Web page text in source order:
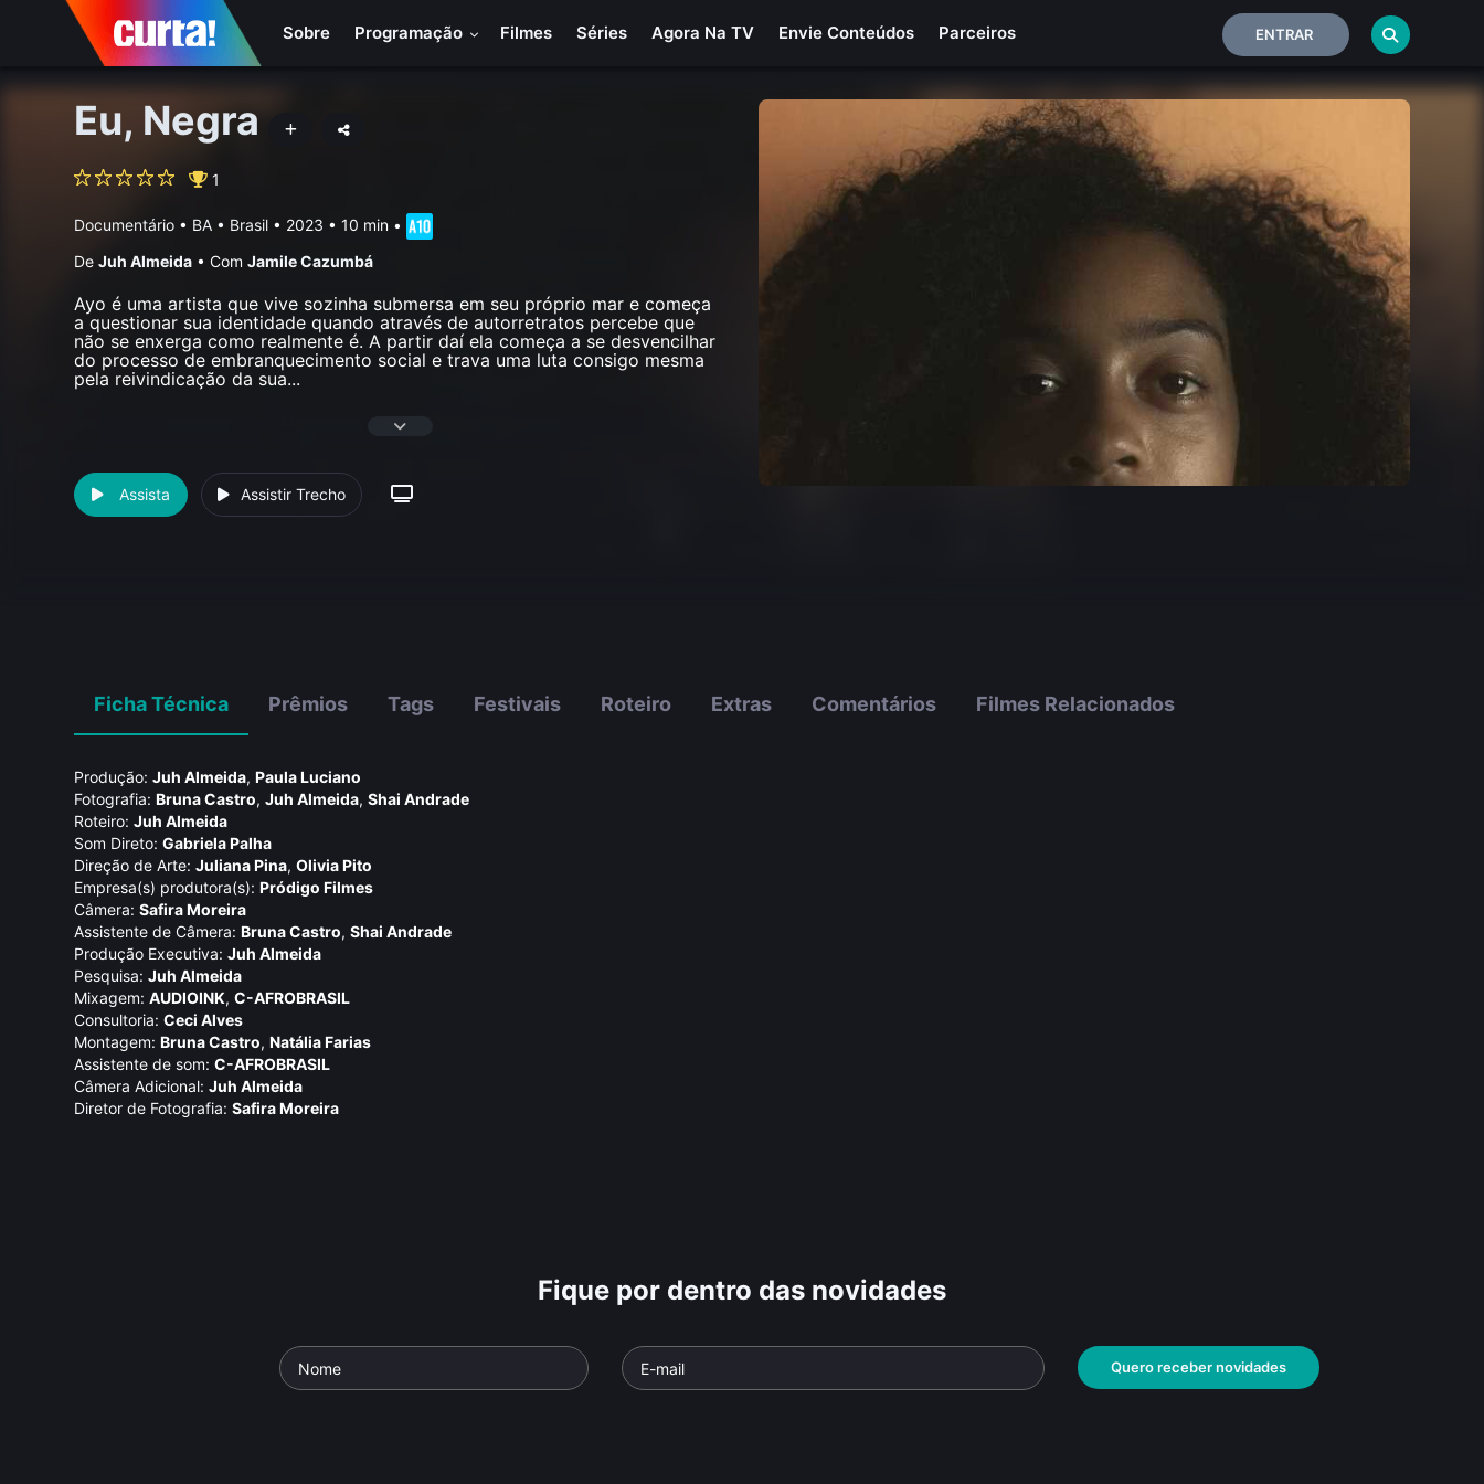
Sobre Programação Filmes Séries Agora Na TV Envie Conteúdos Parceiros ENTRAR
Eu, Negra
1
Documentário • BA • Brasil • 2023 • 10 min •
DeJuh Almeida •ComJamile Cazumbá
Ayo é uma artista que vive sozinha submersa em seu próprio mar e começa
a questionar sua identidade quando através de autorretratos percebe que
não se enxerga como realmente é. A partir daí ela começa a se desvencilhar
do processo de embranquecimento social e trava uma luta consigo mesma
pela reivindicação da sua...
Assista Assistir Trecho
Ficha Técnica Prêmios Tags Festivais Roteiro Extras Comentários Filmes Relacionados
Produção: Juh Almeida,Paula Luciano
Fotografia: Bruna Castro,Juh Almeida,Shai Andrade
Roteiro: Juh Almeida
Som Direto: Gabriela Palha
Direção de Arte: Juliana Pina,Olivia Pito
Empresa(s) produtora(s): Pródigo Filmes
Câmera: Safira Moreira
Assistente de Câmera: Bruna Castro,Shai Andrade
Produção Executiva: Juh Almeida
Pesquisa: Juh Almeida
Mixagem: AUDIOINK,C-AFROBRASIL
Consultoria: Ceci Alves
Montagem: Bruna Castro,Natália Farias
Assistente de som: C-AFROBRASIL
Câmera Adicional: Juh Almeida
Diretor de Fotografia: Safira Moreira
Fique por dentro das novidades
Quero receber novidades